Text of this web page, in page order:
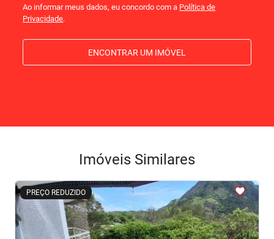
Ao informar meus dados, eu concordo com a Política de
Privacidade.
ENCONTRAR UM IMÓVEL
Imóveis Similares
PREÇO REDUZIDO
<<<<